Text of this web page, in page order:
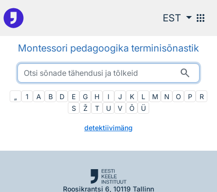
Otsingu juurde
EST apps
Montessori pedagoogika terminisõnastik
search
„ 1 A B D E G H I J K L M N O P
R
S
Ž T U V Õ Ü
detektiivimäng
Roosikrantsi 6, 10119 Tallinn